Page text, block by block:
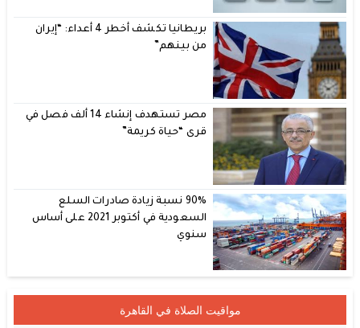
بريطانيا تكشف أخطر 4 أعداء: “إيران
من بينهم”
مصر تستهدف إنشاء 14 ألف فصل في
قرى “حياة كريمة”
90% نسبة زيادة صادرات السلع
السعودية في أكتوبر 2021 على أساس
سنوي